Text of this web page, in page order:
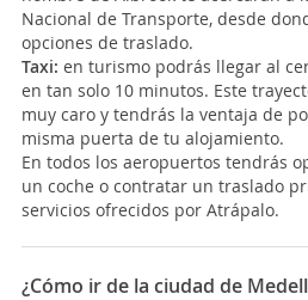
Nacional de Transporte, desde
opciones de traslado.
Taxi: en turismo podrás llegar al
en tan solo 10 minutos. Este
muy caro y tendrás la ventaja de
misma puerta de tu alojamiento.
En todos los aeropuertos tendrás
un coche o contratar un traslado
servicios ofrecidos por Atrápalo.
¿Cómo ir de la ciudad de